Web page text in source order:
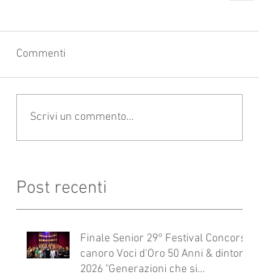
Commenti
Scrivi un commento...
Post recenti
Finale Senior 29° Festival Concorso
canoro Voci d'Oro 50 Anni & dintorni
2026 "Generazioni che si